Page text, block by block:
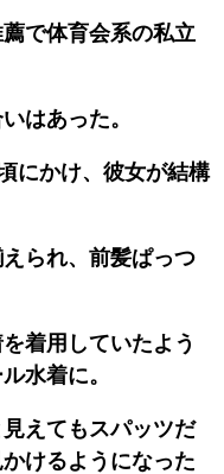
で体育会系の私立
はあった。
にかけ、彼女が結構
られ、前髪ぱっつ
着用していたよう
水着に。
えてもスパッツだ
けるようになった